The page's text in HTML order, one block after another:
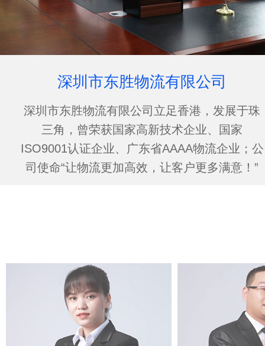
深圳市东胜物流有限公司
深圳市东胜物流有限公司立足香港，发展于珠
三角，曾荣获国家高新技术企业、国家
ISO9001认证企业、广东省AAAA物流企业；公
司使命“让物流更加高效，让客户更多满意！”